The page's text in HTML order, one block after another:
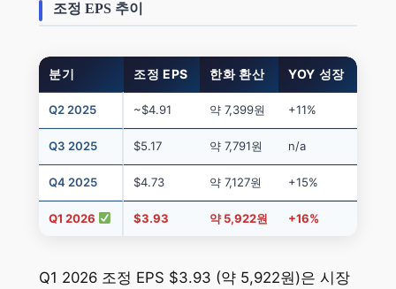
조정 EPS 추이
분기 조정 EPS 한화 환산 YOY 성장
Q2 2025 ~$4.91 약 7,399원 +11%
Q3 2025 $5.17 약 7,791원 n/a
Q4 2025 $4.73 약 7,127원 +15%
Q1 2026 $3.93 약 5,922원 +16%
Q1 2026 조정 EPS $3.93 (약 5,922원)은 시장